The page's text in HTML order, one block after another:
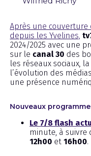
Après une couverture
depuis les Yvelines,
2024/2025 avec une
sur le canal 30 des
les réseaux sociaux,
l’évolution des
une présence
Nouveaux
Le 7/8 flash actu
minute, à suivre
12h00 et 16h00.